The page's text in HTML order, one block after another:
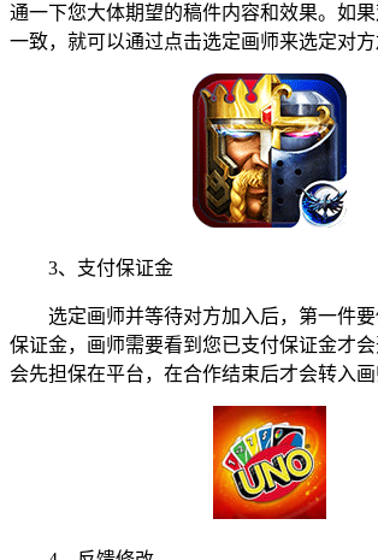
通一下您大体期望的稿件内容和效果。如
一致，就可以通过点击选定画师来选定对方
3、支付保证金
选定画师并等待对方加入后，第一件要
保证金，画师需要看到您已支付保证金才
会先担保在平台，在合作结束后才会转入画